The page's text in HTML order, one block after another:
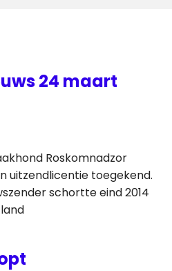
24 maart
Roskomnadzor
uitzendlicentie toegekend.
schortte eind 2014